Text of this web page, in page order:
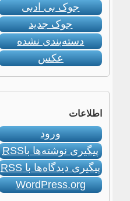
جوک بی ادبی
جوک جدید
دسته‌بندی نشده
عکس
اطلاعات
ورود
پیگیری نوشته‌ها باRSS
پیگیری دیدگاه‌ها باRSS
WordPress.org